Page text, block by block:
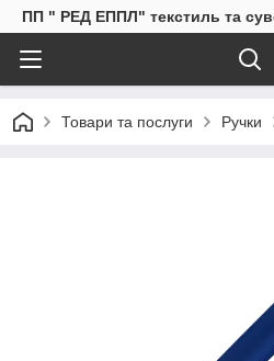
ПП " РЕД ЕППЛ" текстиль та
Товари та послуги Ручки